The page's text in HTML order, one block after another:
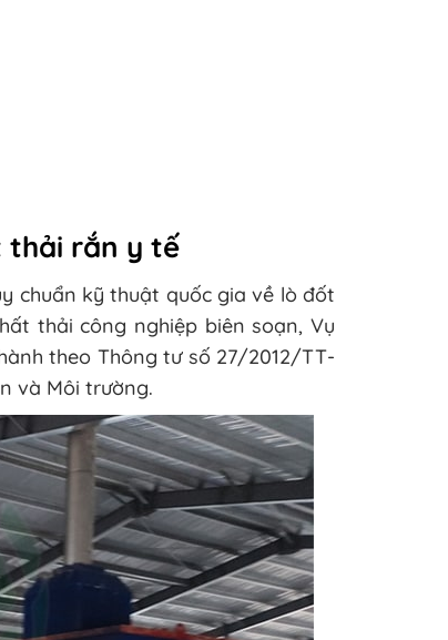
thải rắn y tế
chuẩn kỹ thuật quốc gia về lò đốt
thải công nghiệp biên soạn, Vụ
theo Thông tư số 27/2012/TT-
và Môi trường.